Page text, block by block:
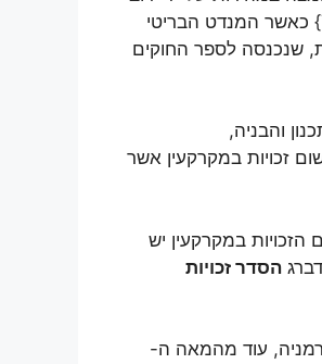
} כאשר המנדט הבריטי
שנכנסה לספר החוקים
והבניה,
זכויות במקרקעין אשר
במקרקעין יש
הסדר זכויות
עוד מהמאה ה-